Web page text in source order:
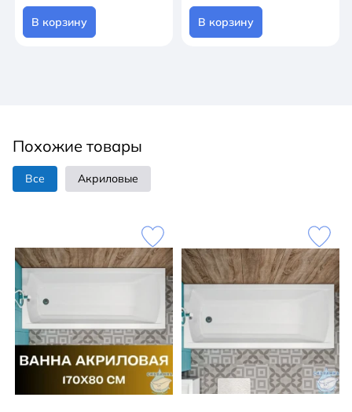
В корзину В корзину
Похожие товары
Все Акриловые